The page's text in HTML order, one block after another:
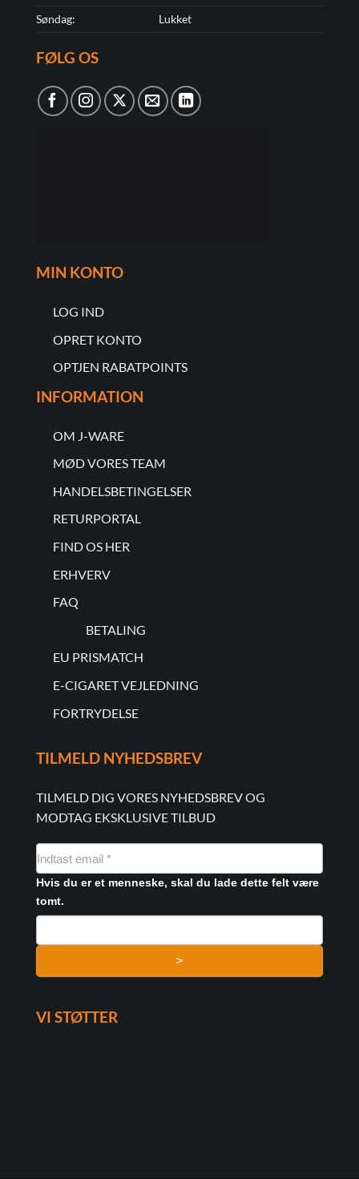
Søndag:
Lukket
FØLG OS
MIN KONTO
LOG IND
OPRET KONTO
OPTJEN RABATPOINTS
INFORMATION
OM J-WARE
MØD VORES TEAM
HANDELSBETINGELSER
RETURPORTAL
FIND OS HER
ERHVERV
FAQ
BETALING
EU PRISMATCH
E-CIGARET VEJLEDNING
FORTRYDELSE
TILMELD NYHEDSBREV
TILMELD DIG VORES NYHEDSBREV OG
MODTAG EKSKLUSIVE TILBUD
NYHEDSMAIL
FORMULAR
Hvis du er et menneske, skal du lade dette felt være
tomt.
>
VI STØTTER